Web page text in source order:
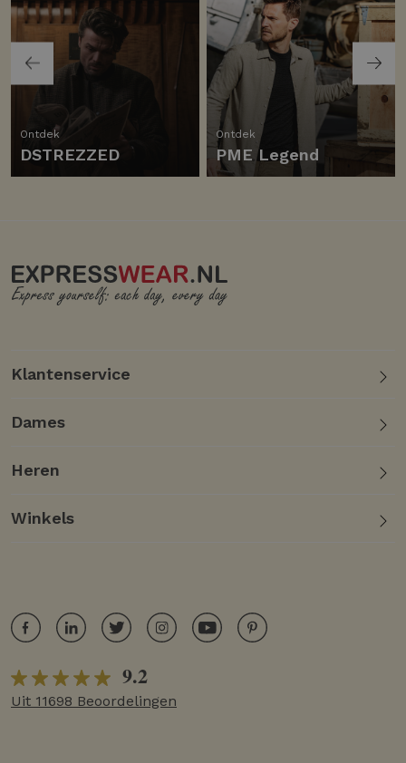
Ontdek
DSTREZZED
Ontdek
PME Legend
Klantenservice
Dames
Heren
Winkels
9.2
Uit 11698 Beoordelingen